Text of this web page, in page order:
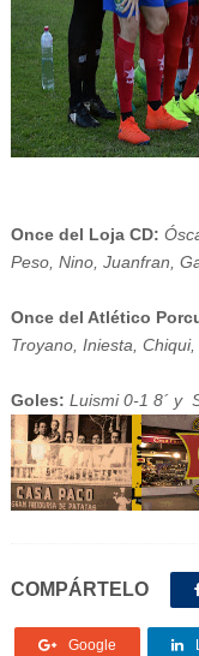
Once del Loja CD:
Peso, Nino, Juanfran,
Once del Atlético
Troyano, Iniesta,
Goles: Luismi 0-1 8´ y
COMPÁRTELO
Google